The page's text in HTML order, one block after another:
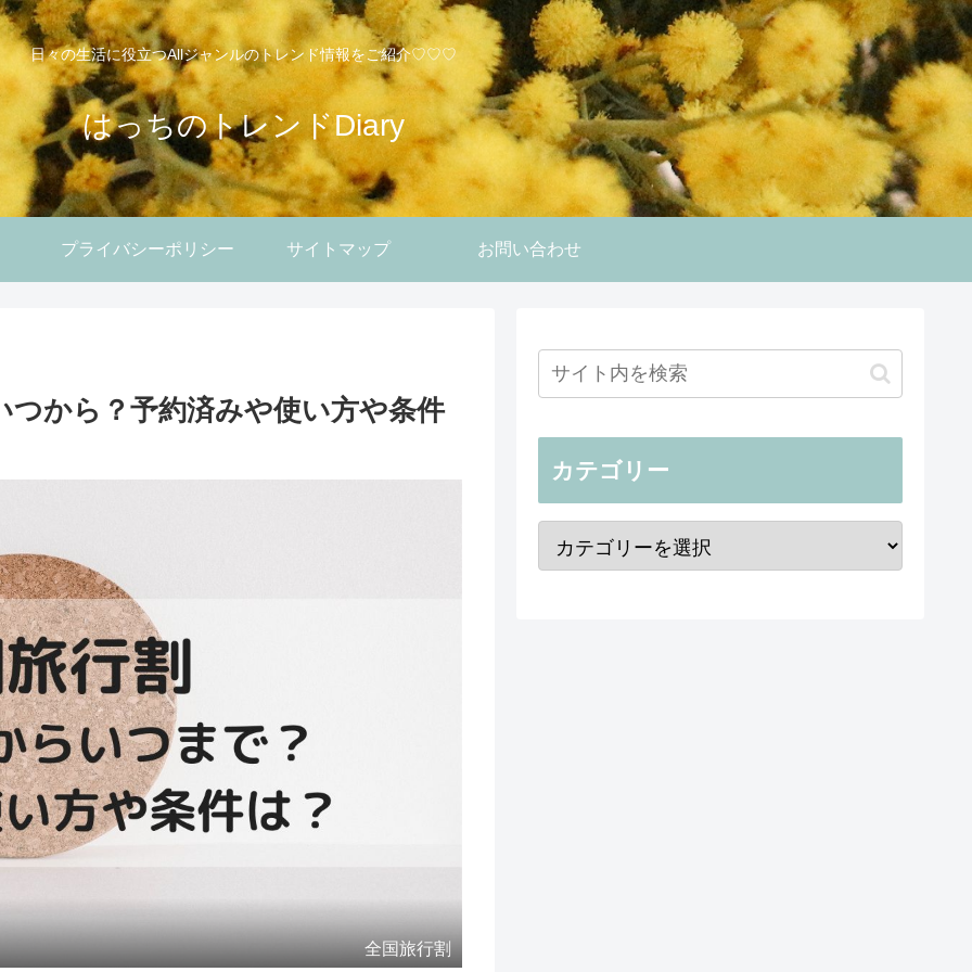
日々の生活に役立つAllジャンルのトレンド情報をご紹介♡♡♡
はっちのトレンドDiary
プライバシーポリシー サイトマップ お問い合わせ
から？予約済みや使い方や条件
全国旅行割
カテゴリー